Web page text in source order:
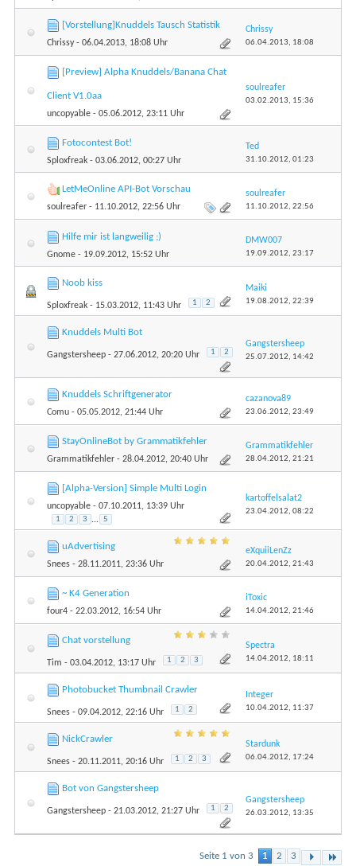
[Vorstellung]Knuddels Tausch Statistik
Chrissy- 06.04.2013, 18:08 Uhr
Chrissy
06.04.2013, 18:08
[Preview] Alpha Knuddels/Banana Chat
Client V1.0aa
uncopyable - 05.06.2012, 23:11 Uhr
soulreafer
03.02.2013, 15:36
Fotocontest Bot!
Sploxfreak - 03.06.2012, 00:27 Uhr
Ted
31.10.2012, 01:23
LetMeOnline API-Bot Vorschau
soulreafer - 11.10.2012, 22:56 Uhr
soulreafer
11.10.2012, 22:56
Hilfe mir ist langweilig ;)
Gnome - 19.09.2012, 15:52 Uhr
DMW007
19.09.2012, 23:17
Noob kiss
Sploxfreak - 15.03.2012, 11:43 Uhr 1 2
Maiki
19.08.2012, 22:39
Knuddels Multi Bot
Gangstersheep - 27.06.2012, 20:20 Uhr 1 2
Gangstersheep
25.07.2012, 14:42
Knuddels Schriftgenerator
Comu - 05.05.2012, 21:44 Uhr
cazanova89
23.06.2012, 23:49
StayOnlineBot by Grammatikfehler
Grammatikfehler - 28.04.2012, 20:40 Uhr
Grammatikfehler
28.04.2012, 21:21
[Alpha-Version] Simple Multi Login
uncopyable - 07.10.2011, 13:39 Uhr
1 2 3 ... 5
kartoffelsalat2
23.04.2012, 08:22
uAdvertising
Snees - 28.11.2011, 23:36 Uhr
eXquiiLenZz
20.04.2012, 21:43
~ K4 Generation
four4 - 22.03.2012, 16:54 Uhr
iToxic
14.04.2012, 21:46
Chat vorstellung
Tim - 03.04.2012, 13:17 Uhr 1 2 3
Spectra
14.04.2012, 18:11
Photobucket Thumbnail Crawler
Snees - 09.04.2012, 22:16 Uhr 1 2
Integer
10.04.2012, 11:37
NickCrawler
Snees - 20.11.2011, 20:16 Uhr 1 2 3
Stardunk
06.04.2012, 17:24
Bot von Gangstersheep
Gangstersheep - 21.03.2012, 21:27 Uhr 1 2
Gangstersheep
26.03.2012, 13:35
Seite 1 von 3 1 2 3